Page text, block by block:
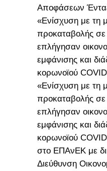
Αποφάσεων
«Ενίσχυση με τη
προκαταβολής σε
επλήγησαν
εμφάνισης και
κορωνοϊού
«Ενίσχυση με τη
προκαταβολής σε
επλήγησαν
εμφάνισης και
κορωνοϊού
στο ΕΠΑνΕΚ με
Διεύθυνση